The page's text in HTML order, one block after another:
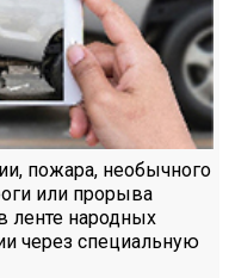
пожара, необычного
или прорыва
ленте народных
через специальную